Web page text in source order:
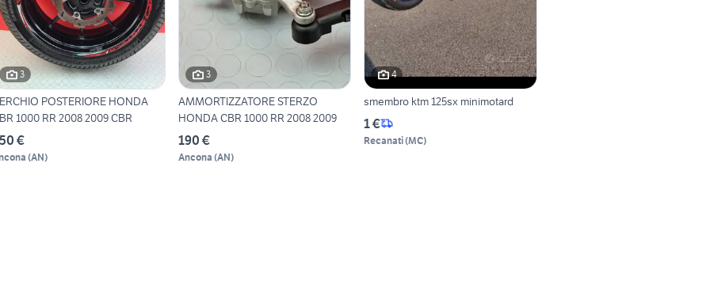
3
POSTERIORE HONDA
1000 RR 2008 2009 CBR
€
(AN)
3
AMMORTIZZATORE STERZO
HONDA CBR 1000 RR 2008 2009
190 €
Ancona (AN)
4
smembro ktm 125sx minimotard
1 €
Recanati(MC)